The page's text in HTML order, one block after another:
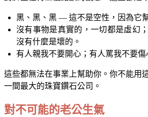
黑、黑、黑 — 這不是空性，因為它
沒有事物是真實的，一切都是虛幻
沒有什麼是壞的。
有人親我不要開心；有人罵我不要傷
這些都無法在事業上幫助你。你不能用
一間最大的珠寶鑽石公司。
對不可能的老公生氣